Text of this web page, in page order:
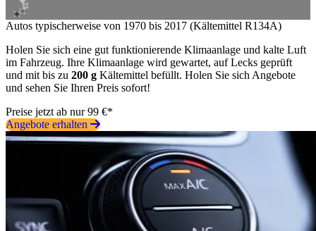
Autos typischerweise von 1970 bis 2017 (Kältemittel R134A)
Holen Sie sich eine gut funktionierende Klimaanlage und kalte Luft
im Fahrzeug. Ihre Klimaanlage wird gewartet, auf Lecks geprüft
und mit bis zu 200 g Kältemittel befüllt. Holen Sie sich Angebote
und sehen Sie Ihren Preis sofort!
Preise jetzt ab nur 99 €*
Angebote erhalten